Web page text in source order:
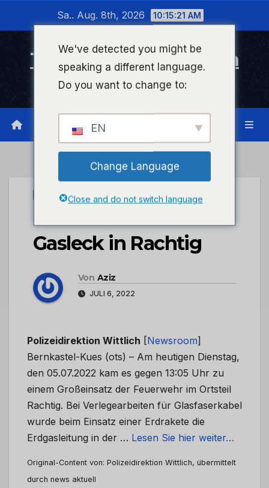
wechseln
Sa.. Aug. 8th, 2026 10:15:21 AM
Timeline Bad Kreuznach
Infonetzwerk für Bad Kreuznach
UNCATEGORIZED
POL-PDWIL: Erneuter
Gasleck in Rachtig
Von Aziz
JULI 6, 2022
Polizeidirektion Wittlich [Newsroom]
Bernkastel-Kues (ots) – Am heutigen Dienstag,
den 05.07.2022 kam es gegen 13:05 Uhr zu
einem Großeinsatz der Feuerwehr im Ortsteil
Rachtig. Bei Verlegearbeiten für Glasfaserkabel
wurde beim Einsatz einer Erdrakete die
Erdgasleitung in der … Lesen Sie hier weiter…
Original-Content von: Polizeidirektion Wittlich, übermittelt
durch news aktuell
We've detected you might be
speaking a different language.
Do you want to change to:
EN
Change Language
Close and do not switch language